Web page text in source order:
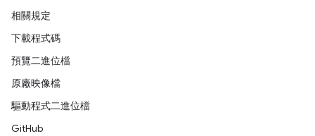
相關規定
下載程式碼
預覽二進位檔
原廠映像檔
驅動程式二進位檔
GitHub